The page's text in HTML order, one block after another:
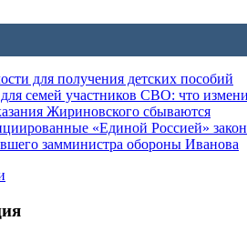
для получения детских пособий
семей участников СВО: что
Жириновского сбываются
«Единой Россией»
замминистра обороны Иванова